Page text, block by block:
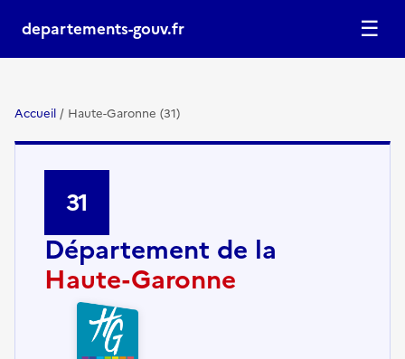
departements-gouv.fr ☰
Accueil / Haute-Garonne (31)
31
Département de la
Haute-Garonne